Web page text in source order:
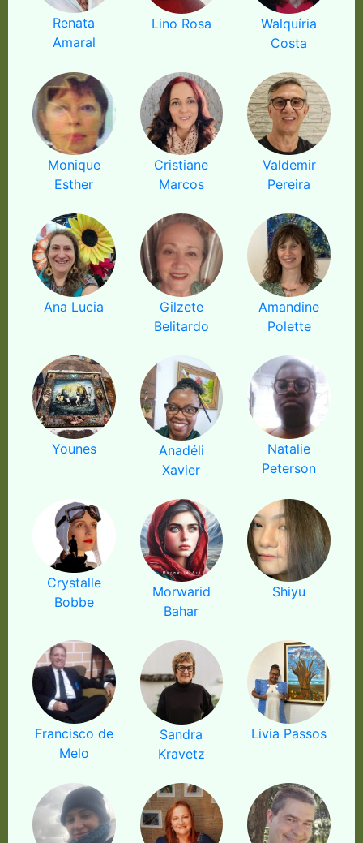
Renata
Amaral
Lino Rosa
Walquíria
Costa
Monique
Esther
Cristiane
Marcos
Valdemir
Pereira
Ana Lucia
Gilzete
Belitardo
Amandine
Polette
Younes
Anadéli
Xavier
Natalie
Peterson
Crystalle
Bobbe
Morwarid
Bahar
Shiyu
Francisco de
Melo
Sandra
Kravetz
Livia Passos